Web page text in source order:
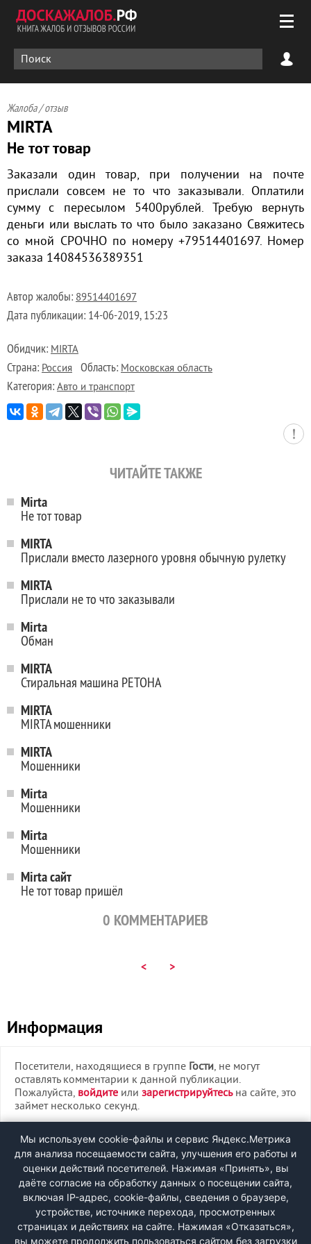
Жалоба / отзыв
MIRTA
Не тот товар
Заказали один товар, при получении на почте
прислали совсем не то что заказывали. Оплатили
сумму с пересылом 5400рублей. Требую вернуть
деньги или выслать то что было заказано Свяжитесь
со мной СРОЧНО по номеру +79514401697. Номер
заказа 14084536389351
Автор жалобы: 89514401697
Дата публикации: 14-06-2019, 15:23
Обидчик: MIRTA
Страна: Россия Область: Московская область
Категория: Авто и транспорт
ЧИТАЙТЕ ТАКЖЕ
Mirta
Не тот товар
MIRTA
Прислали вместо лазерного уровня обычную рулетку
MIRTA
Прислали не то что заказывали
Mirta
Обман
MIRTA
Стиральная машина РЕТОНА
MIRTA
MIRTA мошенники
MIRTA
Мошенники
Mirta
Мошенники
Mirta
Мошенники
Mirta сайт
Не тот товар пришёл
0 КОММЕНТАРИЕВ
< >
Информация
Посетители, находящиеся в группе Гости, не могут
оставлять комментарии к данной публикации.
Пожалуйста, войдите или зарегистрируйтесьна сайте, это
займет несколько секунд.
ВХОД
РЕГИСТРАЦИЯ
Быстрая регистрациячерез соцсети:
Мы используем cookie-файлы и сервис Яндекс.Метрика
для анализа посещаемости сайта, улучшения его работы и
оценки действий посетителей. Нажимая «Принять», вы
даёте согласие на обработку данных о посещении сайта,
включая IP-адрес, cookie-файлы, сведения о браузере,
устройстве, источнике перехода, просмотренных
страницах и действиях на сайте. Нажимая «Отказаться»,
вы можете продолжить пользоваться сайтом без загрузки